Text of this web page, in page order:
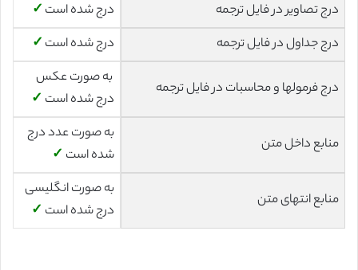
درج تصاویر در فایل ترجمه
درج شده است ✓
درج جداول در فایل ترجمه
درج شده است ✓
درج فرمولها و محاسبات در فایل ترجمه
به صورت عکس
درج شده است ✓
منابع داخل متن
به صورت عدد درج
شده است ✓
منابع انتهای متن
به صورت انگلیسی
درج شده است ✓